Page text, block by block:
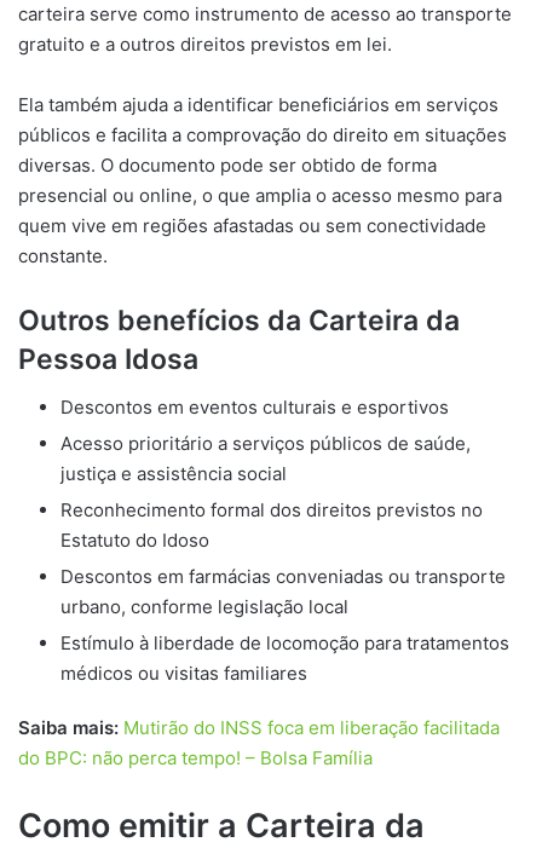
carteira serve como instrumento de acesso ao transporte
gratuito e a outros direitos previstos em lei.
Ela também ajuda a identificar beneficiários em serviços
públicos e facilita a comprovação do direito em situações
diversas. O documento pode ser obtido de forma
presencial ou online, o que amplia o acesso mesmo para
quem vive em regiões afastadas ou sem conectividade
constante.
Outros benefícios da Carteira da
Pessoa Idosa
Descontos em eventos culturais e esportivos
Acesso prioritário a serviços públicos de saúde,
justiça e assistência social
Reconhecimento formal dos direitos previstos no
Estatuto do Idoso
Descontos em farmácias conveniadas ou transporte
urbano, conforme legislação local
Estímulo à liberdade de locomoção para tratamentos
médicos ou visitas familiares
Saiba mais: Mutirão do INSS foca em liberação facilitada
do BPC: não perca tempo! – Bolsa Família
Como emitir a Carteira da